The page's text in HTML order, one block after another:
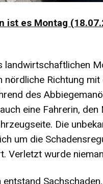
ist es Montag
landwirtschaftlichen
nördliche Richtung
des
eine Fahrerin,
Die
um die
Verletzt wurde